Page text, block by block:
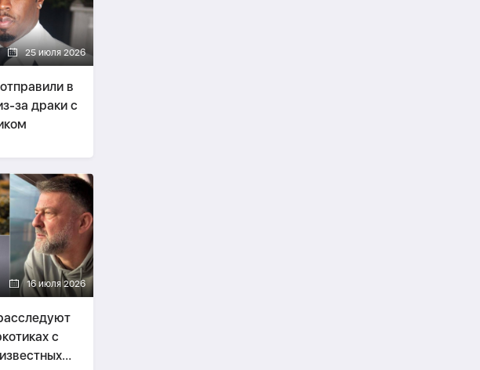
25 июля 2026
в
за драки с
16 июля 2026
с